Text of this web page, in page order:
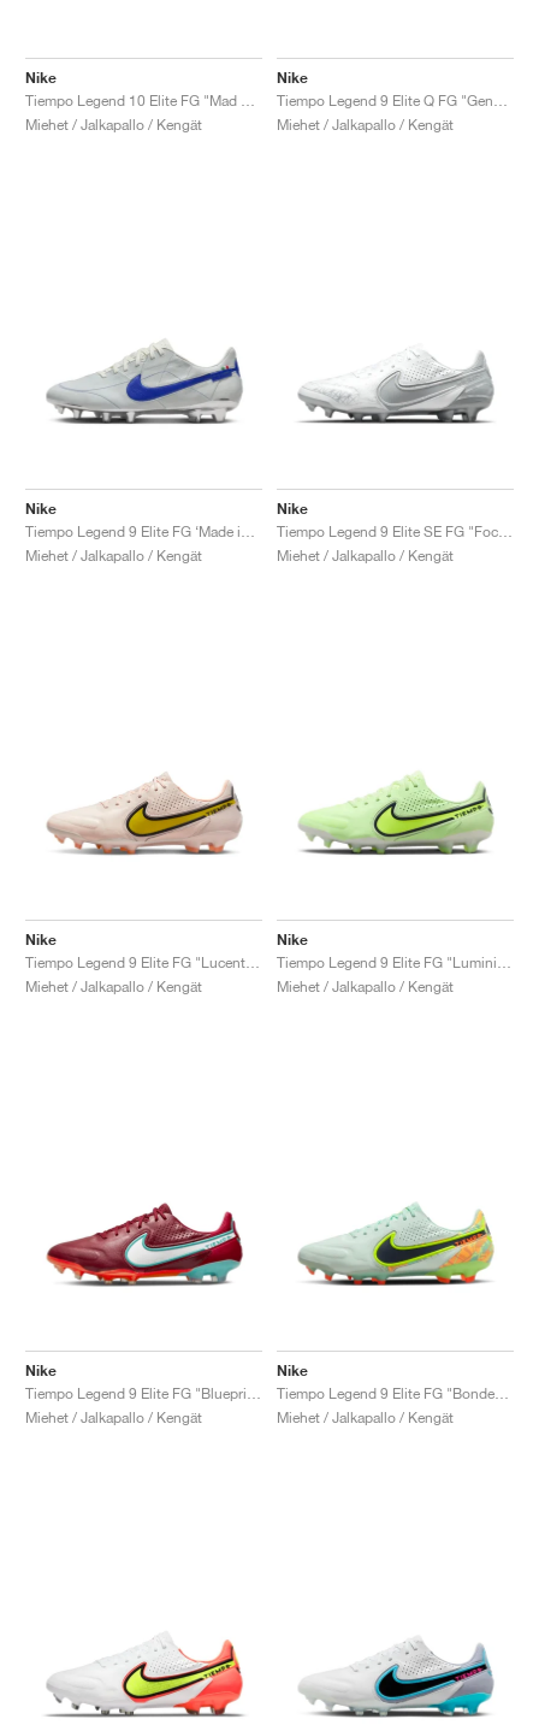
Nike
Miehet / Jalkapallo / Kengät
Nike
Miehet / Jalkapallo / Kengät
Nike
Miehet / Jalkapallo / Kengät
Nike
Miehet / Jalkapallo / Kengät
Nike
Miehet / Jalkapallo / Kengät
Nike
Miehet / Jalkapallo / Kengät
Nike
Miehet / Jalkapallo / Kengät
Nike
Miehet / Jalkapallo / Kengät